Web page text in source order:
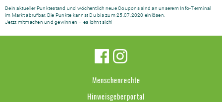
Dein aktueller Punktestand und wöchentlich neue Coupons sind an unserem Info-Terminal
im Markt abrufbar. Die Punkte kannst Du bis zum 25.07.2020 einlösen.
Jetzt mitmachen und gewinnen – es lohnt sich!
Menschenrechte
Hinweisgeberportal